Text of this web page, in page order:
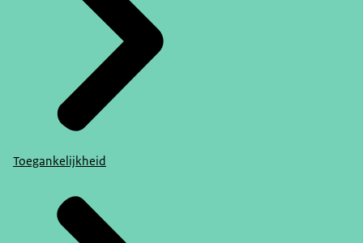
Toegankelijkheid